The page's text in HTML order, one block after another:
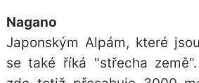
Nagano
Japonským Alpám, které
se také říká "střecha